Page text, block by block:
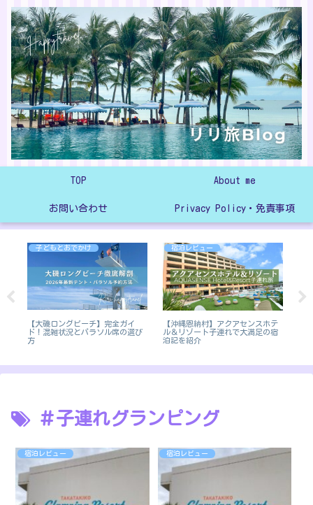
TOP About me
お問い合わせ Privacy Policy・免責事項
子どもとおでかけ
【大磯ロングビーチ】完全ガイ
ド！混雑状況とパラソル席の選び
方
宿泊レビュー
【沖縄恩納村】アクアセンスホテ
ル＆リゾート子連れで大満足の宿
泊記を紹介
＃子連れグランピング
宿泊レビュー 宿泊レビュー